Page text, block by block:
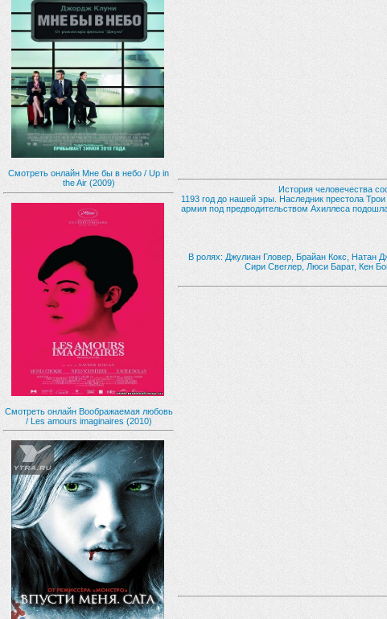
Смотреть онлайн Мне бы в небо / Up in
the Air (2009)
Смотреть онлайн Воображаемая любовь
/ Les amours imaginaires (2010)
История человечества
1193 год до нашей эры. Наследник престола
армия под предводительством Ахиллеса
В ролях: Джулиан Гловер, Брайан Кокс, Натан
Сири Свеглер, Люси Барат, Кен